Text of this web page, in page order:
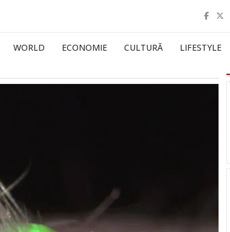
WORLD ECONOMIE CULTURĂ LIFESTYLE